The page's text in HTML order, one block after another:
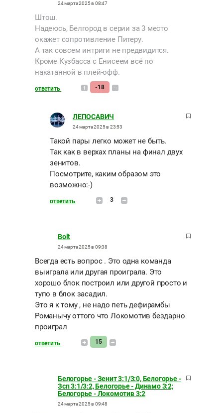
24 марта 2025 в 08:47
Штош.
Надеюсь, Белгород в серии за 3 место
окажет сопротивление Питеру.
А так совсем интриги не предвидится.
Кроме Кузбасса с Енисеем всё по
накатанной в плей-офф.
ответить -18
ЛЕПОСАВИЧ
24 марта 2025 в 23:53
Такой пары легко может не быть.
Так как в верхах планы на финал двух
зенитов.
Посмотрите, каким образом это
возможно:-)
ответить 3
Bolt
24 марта 2025 в 09:38
Всегда есть вопрос . Это одна команда
выиграла или другая проиграла. Это
хорошо блок построил или другой просто и
тупо в блок засадил.
Это я к тому , не надо петь дефирамбы
Романычу оттого что Локомотив бездарно
проиграл
ответить 15
Белогорье - Зенит 3:1/3:0, Белогорье -
Зсп 3:1/3:2, Белогорье - Динамо 3:2;
Белогорье - Локомотив 3:2
24 марта 2025 в 09:48